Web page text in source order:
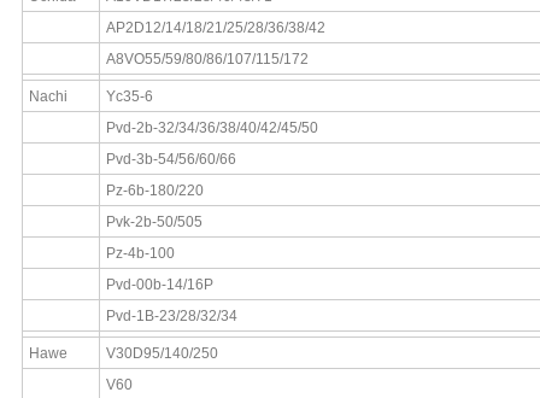
AP2D12/14/18/21/25/28/36/38/42
A8VO55/59/80/86/107/115/172
Nachi
Yc35-6
Pvd-2b-32/34/36/38/40/42/45/50
Pvd-3b-54/56/60/66
Pz-6b-180/220
Pvk-2b-50/505
Pz-4b-100
Pvd-00b-14/16P
Pvd-1B-23/28/32/34
Hawe
V30D95/140/250
V60